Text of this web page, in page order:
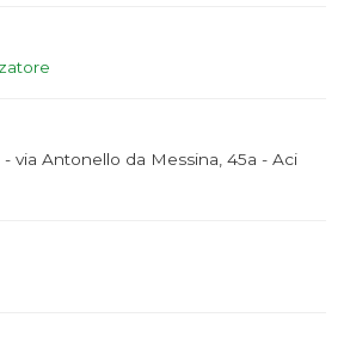
via Antonello da Messina, 45a - Aci